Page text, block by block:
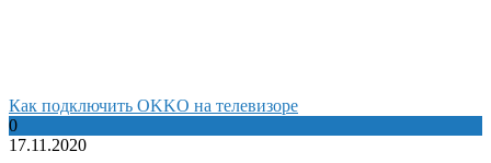
Как подключить OKKO на телевизоре
0
17.11.2020